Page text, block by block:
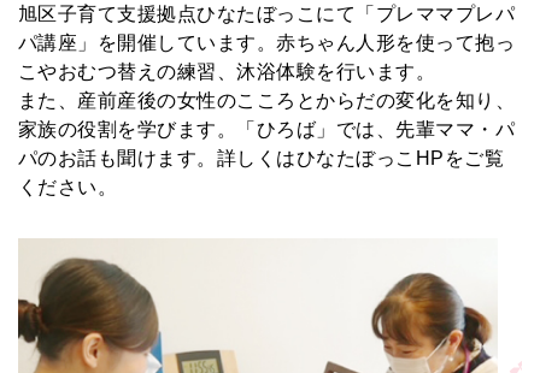
旭区子育て支援拠点ひなたぼっこにて「プレママプレパ
パ講座」を開催しています。赤ちゃん人形を使って抱っ
こやおむつ替えの練習、沐浴体験を行います。
また、産前産後の女性のこころとからだの変化を知り、
家族の役割を学びます。「ひろば」では、先輩ママ・パ
パのお話も聞けます。詳しくはひなたぼっこHPをご覧
ください。